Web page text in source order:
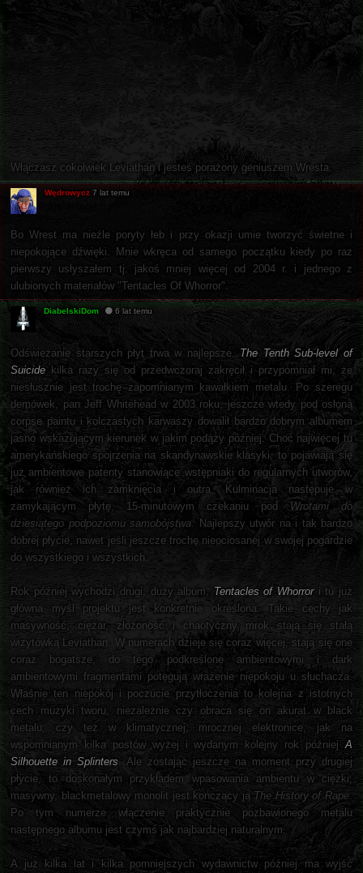
Włączasz cokolwiek Leviathan i jesteś porażony geniuszem Wresta.
Wędrowycz 7 lat temu
Bo Wrest ma nieźle poryty łeb i przy okazji umie tworzyć świetne i
niepokojące dźwięki. Mnie wkręca od samego początku kiedy po raz
pierwszy usłyszałem tj. jakoś mniej więcej od 2004 r. i jednego z
ulubionych materiałów "Tentacles Of Whorror".
DiabelskiDom 6 lat temu
Odświeżanie starszych płyt trwa w najlepsze. The Tenth Sub-level of
Suicide kilka razy się od przedwczoraj zakręcił i przypomniał mi, że
niesłusznie jest trochę zapomnianym kawałkiem metalu. Po szeregu
demówek, pan Jeff Whitehead w 2003 roku, jeszcze wtedy pod osłoną
corpse paintu i kolczastych karwaszy dowalił bardzo dobrym albumem
jasno wskazującym kierunek w jakim podąży później. Choć najwięcej tu
amerykańskiego spojrzenia na skandynawskie klasyki, to pojawiają się
już ambientowe patenty stanowiące wstępniaki do regularnych utworów,
jak również ich zamknięcia i outra. Kulminacja następuje w
zamykającym płytę, 15-minutowym czekaniu pod Wrotami do
dziesiątego podpoziomu samobójstwa . Najlepszy utwór na i tak bardzo
dobrej płycie, nawet jeśli jeszcze trochę nieociosanej w swojej pogardzie
do wszystkiego i wszystkich.
Rok później wychodzi drugi, duży album, Tentacles of Whorrori tu już
główna myśl projektu jest konkretnie określona. Takie cechy jak
masywność, ciężar, złożoność i chaotyczny mrok stają się stałą
wizytówką Leviathan. W numerach dzieje się coraz więcej, stają się one
coraz bogatsze, do tego podkreślone ambientowymi i dark
ambientowymi fragmentami potęgują wrażenie niepokoju u słuchacza.
Właśnie ten niepokój i poczucie przytłoczenia to kolejna z istotnych
cech muzyki tworu, niezależnie czy obraca się on akurat w black
metalu, czy też w klimatycznej, mrocznej elektronice, jak na
wspomnianym kilka postów wyżej i wydanym kolejny rok później A
Silhouette in Splinters . Ale zostając jeszcze na moment przy drugiej
płycie, to doskonałym przykładem wpasowania ambientu w ciężki,
masywny, blackmetalowy monolit jest kończący ją The History of Rape.
Po tym numerze włączenie praktycznie pozbawionego metalu
następnego albumu jest czymś jak najbardziej naturalnym.
A już kilka lat i kilka pomniejszych wydawnictw później ma wyjść